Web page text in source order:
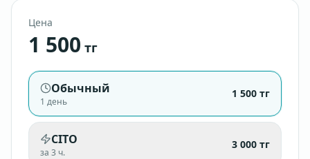
Цена
1 500 тг
Обычный
1 день
1 500 тг
CITO
за 3 ч.
3 000 тг